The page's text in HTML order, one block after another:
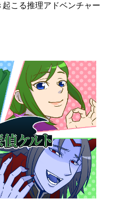
こる推理アドベンチャー